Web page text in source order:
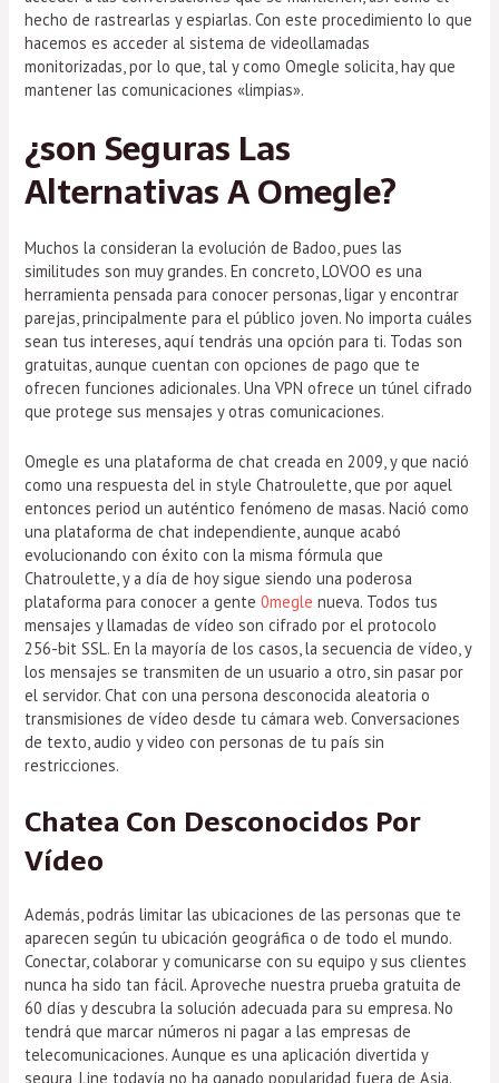
hecho de rastrearlas y espiarlas. Con este procedimiento lo que
hacemos es acceder al sistema de videollamadas
monitorizadas, por lo que, tal y como Omegle solicita, hay que
mantener las comunicaciones «limpias».
¿son Seguras Las
Alternativas A Omegle?
Muchos la consideran la evolución de Badoo, pues las
similitudes son muy grandes. En concreto, LOVOO es una
herramienta pensada para conocer personas, ligar y encontrar
parejas, principalmente para el público joven. No importa cuáles
sean tus intereses, aquí tendrás una opción para ti. Todas son
gratuitas, aunque cuentan con opciones de pago que te
ofrecen funciones adicionales. Una VPN ofrece un túnel cifrado
que protege sus mensajes y otras comunicaciones.
Omegle es una plataforma de chat creada en 2009, y que nació
como una respuesta del in style Chatroulette, que por aquel
entonces period un auténtico fenómeno de masas. Nació como
una plataforma de chat independiente, aunque acabó
evolucionando con éxito con la misma fórmula que
Chatroulette, y a día de hoy sigue siendo una poderosa
plataforma para conocer a gente0megle nueva. Todos tus
mensajes y llamadas de vídeo son cifrado por el protocolo
256-bit SSL. En la mayoría de los casos, la secuencia de vídeo, y
los mensajes se transmiten de un usuario a otro, sin pasar por
el servidor. Chat con una persona desconocida aleatoria o
transmisiones de vídeo desde tu cámara web. Conversaciones
de texto, audio y video con personas de tu país sin
restricciones.
Chatea Con Desconocidos Por
Vídeo
Además, podrás limitar las ubicaciones de las personas que te
aparecen según tu ubicación geográfica o de todo el mundo.
Conectar, colaborar y comunicarse con su equipo y sus clientes
nunca ha sido tan fácil. Aproveche nuestra prueba gratuita de
60 días y descubra la solución adecuada para su empresa. No
tendrá que marcar números ni pagar a las empresas de
telecomunicaciones. Aunque es una aplicación divertida y
segura, Line todavía no ha ganado popularidad fuera de Asia.